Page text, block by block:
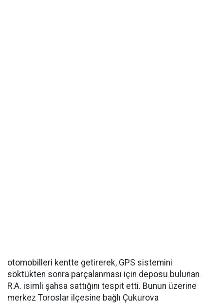
otomobilleri kentte getirerek, GPS sistemini
söktükten sonra parçalanması için deposu bulunan
R.A. isimli şahsa sattığını tespit etti. Bunun üzerine
merkez Toroslar ilçesine bağlı Çukurova